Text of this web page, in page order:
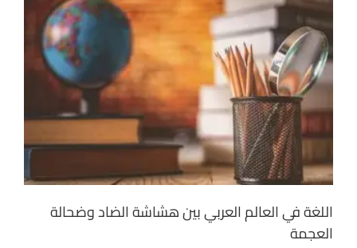
اللغة في العالم العربي بين هشاشة الضاد وضحالة
العجمة